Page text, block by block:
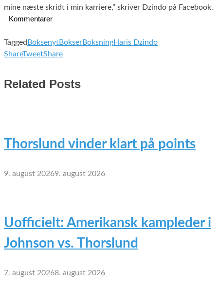
mine næste skridt i min karriere,” skriver Dzindo på Facebook.
Kommentarer
Tagged BoksenytBokserBoksningHaris Dzindo
ShareTweetShare
Related Posts
Thorslund vinder klart på points
9. august 20269. august 2026
Uofficielt: Amerikansk kampleder i
Johnson vs. Thorslund
7. august 20268. august 2026